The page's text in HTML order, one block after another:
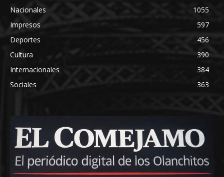
Nacionales
1055
Impresos
597
Deportes
456
Cultura
390
Internacionales
384
Sociales
363